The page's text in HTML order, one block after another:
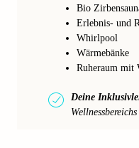
Bio
Erlebnis- und
Whirlpool
Wärmebänke
Ruheraum mit
Deine